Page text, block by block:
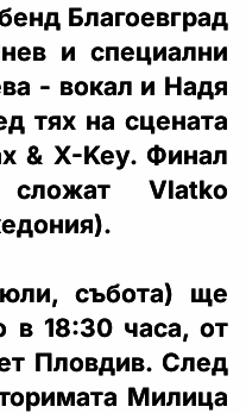
Благоевград
и специални
- вокал и Надя
тях на сцената
& X-Key. Финал
Vlatko
събота) ще
в 18:30 часа, от
Пловдив. След
Милица